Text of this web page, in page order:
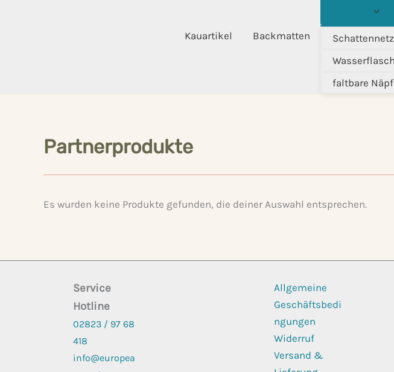
Kauartikel Backmatten
Schattennetz
faltbare
Partnerprodukte
Es wurden keine Produkte gefunden, die deiner Auswahl entsprechen.
Service
Hotline
02823 / 97 68
418
info@europea
Allgemeine
Geschäftsbedi
ngungen
Widerruf
Versand &